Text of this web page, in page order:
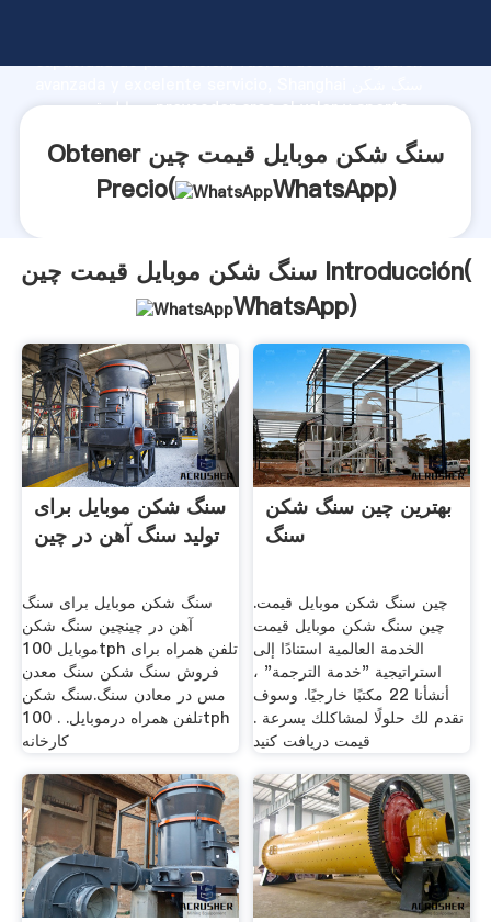
capacidad de producción, fuerza de investigación
موبایل قیمت چین proveedor crea el valor y aporta
Obtener سنگ شکن موبایل قیمت چین
Precio(
WhatsApp)
سنگ شکن موبایل قیمت چین Introducción(
WhatsApp)
سنگ شکن موبایل برای
تولید سنگ آهن در چین
سنگ شکن موبایل برای سنگ
آهن در چینچین سنگ شکن
موبایل 100tph تلفن همراه برای
فروش سنگ شکن سنگ معدن
مس در معادن سنگ.سنگ شکن
تلفن همراه درموبایل. . 100tph
کارخانه
بهترین چین سنگ شکن
سنگ
چین سنگ شکن موبایل قیمت.
چین سنگ شکن موبایل قیمت
الخدمة العالمية استنادًا إلى
استراتيجية "خدمة الترجمة" ،
أنشأنا 22 مكتبًا خارجيًا. وسوف
نقدم لك حلولًا لمشاكلك بسرعة .
قیمت دریافت کنید